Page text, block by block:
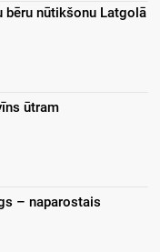
bēru nūtikšonu Latgolā
ūtram
– naparostais